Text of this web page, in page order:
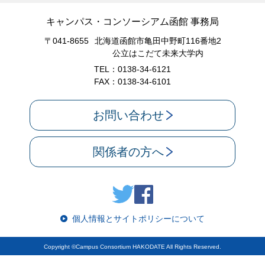
キャンパス・コンソーシアム函館 事務局
〒041-8655
北海道函館市亀田中野町116番地2
公立はこだて未来大学内
TEL：0138-34-6121
FAX：0138-34-6101
お問い合わせ
関係者の方へ
個人情報とサイトポリシーについて
Copyright ©Campus Consortium HAKODATE All Rights Reserved.